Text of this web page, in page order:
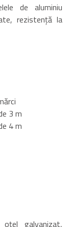
de aluminiu
rezistență la
3 m
4 m
galvanizat,